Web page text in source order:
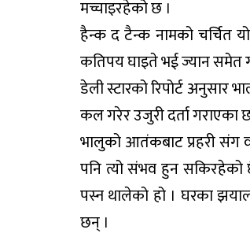
मच्चाइरहेको छ ।
हैन्क द टैन्क नामको चर्चित
कतिपय घाइते भई ज्यान
डेली स्टारको रिपोर्ट अनुसार
कल गरेर उजुरी दर्ता गराएका
भालुको आतंकबाट प्रहरी संग
पनि त्यो संभव हुन सकिरहेको
पस्न थालेको हो । घरका
छन् ।